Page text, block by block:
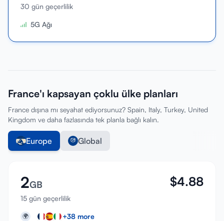
30 gün geçerlilik
5G Ağı
France'ı kapsayan çoklu ülke planları
France dışına mı seyahat ediyorsunuz? Spain, Italy, Turkey, United
Kingdom ve daha fazlasında tek planla bağlı kalın.
Europe Global
2GB
15 gün geçerlilik
$4.88
🌍 +38 more